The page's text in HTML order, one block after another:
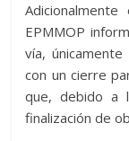
EPMMOP
vía,
con un cierre
que, debido a
finalización de